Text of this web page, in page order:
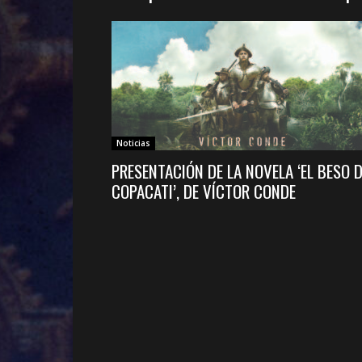
Noticias
PRESENTACIÓN DE LA NOVELA ‘EL BESO
COPACATI’, DE VÍCTOR CONDE